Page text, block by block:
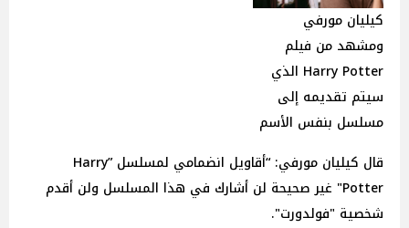
كيليان مورفي
ومشهد من فيلم
Harry Potter الذي
سيتم تقديمه إلى
مسلسل بنفس الأسم
قال كيليان مورفي: “أقاويل انضمامي لمسلسل ”Harry
Potter" غير صحيحة لن أشارك في هذا المسلسل ولن أقدم
شخصية "فولدورت".